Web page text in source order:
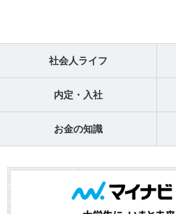
社会人ライフ
内定・入社
お金の知識